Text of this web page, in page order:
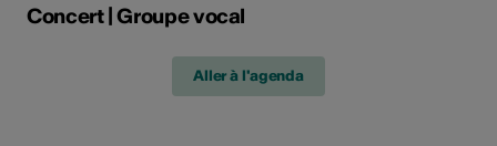
Concert | Groupe vocal
Aller à l'agenda